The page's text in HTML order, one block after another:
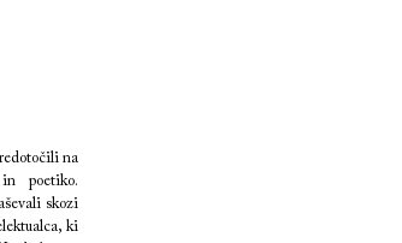
na
poetiko.
skozi
ki